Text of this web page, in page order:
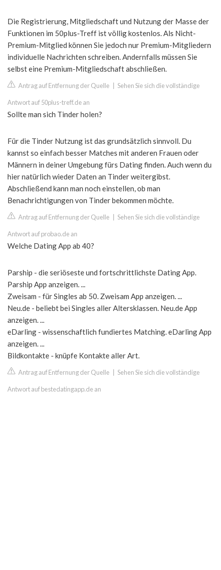
Die Registrierung, Mitgliedschaft und Nutzung der Masse der
Funktionen im 50plus-Treff ist völlig kostenlos. Als Nicht-
Premium-Mitglied können Sie jedoch nur Premium-Mitgliedern
individuelle Nachrichten schreiben. Andernfalls müssen Sie
selbst eine Premium-Mitgliedschaft abschließen.
Antrag auf Entfernung der Quelle Sehen Sie sich die vollständige
Antwort auf 50plus-treff.de an
Sollte man sich Tinder holen?
Für die Tinder Nutzung ist das grundsätzlich sinnvoll. Du
kannst so einfach besser Matches mit anderen Frauen oder
Männern in deiner Umgebung fürs Dating finden. Auch wenn du
hier natürlich wieder Daten an Tinder weitergibst.
Abschließend kann man noch einstellen, ob man
Benachrichtigungen von Tinder bekommen möchte.
Antrag auf Entfernung der Quelle Sehen Sie sich die vollständige
Antwort auf probao.de an
Welche Dating App ab 40?
Parship - die seriöseste und fortschrittlichste Dating App.
Parship App anzeigen. ...
Zweisam - für Singles ab 50. Zweisam App anzeigen. ...
Neu.de - beliebt bei Singles aller Altersklassen. Neu.de App
anzeigen. ...
eDarling - wissenschaftlich fundiertes Matching. eDarling App
anzeigen. ...
Bildkontakte - knüpfe Kontakte aller Art.
Antrag auf Entfernung der Quelle Sehen Sie sich die vollständige
Antwort auf bestedatingapp.de an